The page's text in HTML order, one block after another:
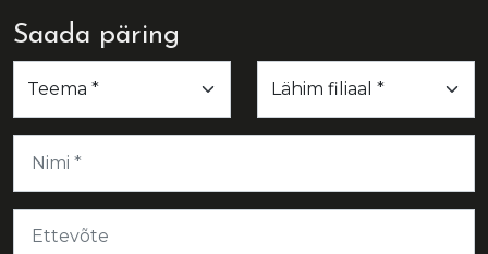
Saada päring